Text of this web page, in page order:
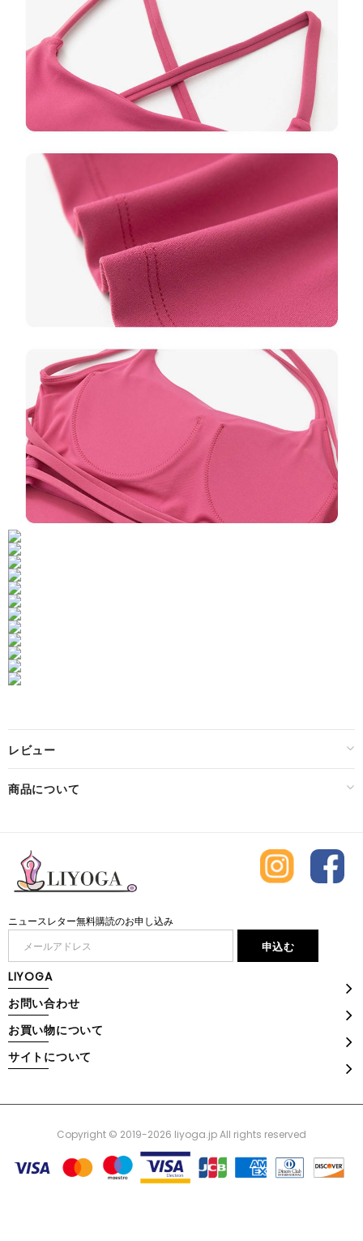
レビュー
商品について
ニュースレター無料購読のお申し込み
LIYOGA
お問い合わせ
お買い物について
サイトについて
Copyright © 2019-2026 liyoga.jp All rights reserved